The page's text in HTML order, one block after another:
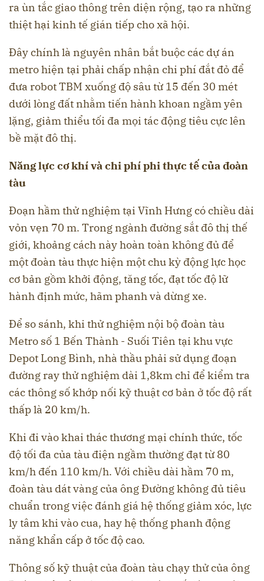
ra ùn tắc giao thông trên diện rộng, tạo ra những
thiệt hại kinh tế gián tiếp cho xã hội.
Đây chính là nguyên nhân bắt buộc các dự án
metro hiện tại phải chấp nhận chi phí đắt đỏ để
đưa robot TBM xuống độ sâu từ 15 đến 30 mét
dưới lòng đất nhằm tiến hành khoan ngầm yên
lặng, giảm thiểu tối đa mọi tác động tiêu cực lên
bề mặt đô thị.
Năng lực cơ khí và chi phí phi thực tế của đoàn
tàu
Đoạn hầm thử nghiệm tại Vĩnh Hưng có chiều dài
vỏn vẹn 70 m. Trong ngành đường sắt đô thị thế
giới, khoảng cách này hoàn toàn không đủ để
một đoàn tàu thực hiện một chu kỳ động lực học
cơ bản gồm khởi động, tăng tốc, đạt tốc độ lữ
hành định mức, hãm phanh và dừng xe.
Để so sánh, khi thử nghiệm nội bộ đoàn tàu
Metro số 1 Bến Thành - Suối Tiên tại khu vực
Depot Long Bình, nhà thầu phải sử dụng đoạn
đường ray thử nghiệm dài 1,8km chỉ để kiểm tra
các thông số khớp nối kỹ thuật cơ bản ở tốc độ rất
thấp là 20 km/h.
Khi đi vào khai thác thương mại chính thức, tốc
độ tối đa của tàu điện ngầm thường đạt từ 80
km/h đến 110 km/h. Với chiều dài hầm 70 m,
đoàn tàu dát vàng của ông Đường không đủ tiêu
chuẩn trong việc đánh giá hệ thống giảm xóc, lực
ly tâm khi vào cua, hay hệ thống phanh động
năng khẩn cấp ở tốc độ cao.
Thông số kỹ thuật của đoàn tàu chạy thử của ông